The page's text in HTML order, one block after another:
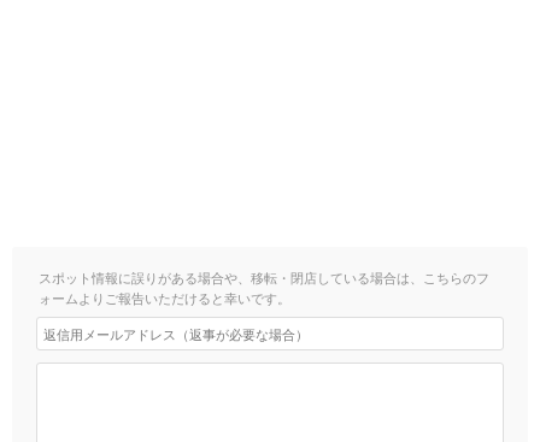
スポット情報に誤りがある場合や、移転・閉店している場合は、こちらのフ
ォームよりご報告いただけると幸いです。